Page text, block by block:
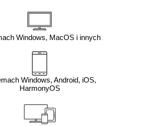
Windows, MacOS i innych
Windows, Android, iOS,
HarmonyOS